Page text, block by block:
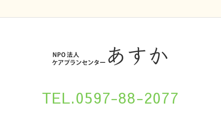
TEL.0597-88-2077